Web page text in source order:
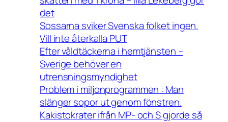
det
Sossarna sviker Svenska folket ingen.
Vill inte återkalla PUT
Efter våldtäckerna i hemtjänsten –
Sverige behöver en
utrensningsmyndighet
Problem i miljonprogrammen : Man
slänger sopor ut genom fönstren.
Kakistokrater ifrån MP- och S gjorde så